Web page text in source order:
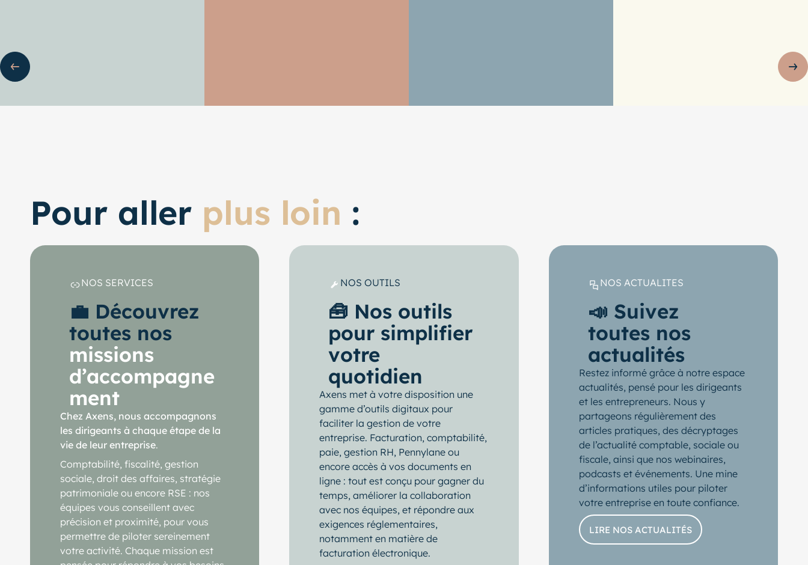
Pour aller plus loin :
NOS SERVICES
💼 Découvrez
toutes nos
missions
d’accompagne
ment
Chez Axens, nous accompagnons
les dirigeants à chaque étape de la
vie de leur entreprise.
Comptabilité, fiscalité, gestion
sociale, droit des affaires, stratégie
patrimoniale ou encore RSE : nos
équipes vous conseillent avec
précision et proximité, pour vous
permettre de piloter sereinement
votre activité. Chaque mission est
NOS OUTILS
🧰 Nos outils
pour simplifier
votre
quotidien
Axens met à votre disposition une
gamme d’outils digitaux pour
faciliter la gestion de votre
entreprise. Facturation, comptabilité,
paie, gestion RH, Pennylane ou
encore accès à vos documents en
ligne : tout est conçu pour gagner du
temps, améliorer la collaboration
avec nos équipes, et répondre aux
exigences réglementaires,
notamment en matière de
facturation électronique.
NOS ACTUALITES
📣 Suivez
toutes nos
actualités
Restez informé grâce à notre espace
actualités, pensé pour les dirigeants
et les entrepreneurs. Nous y
partageons régulièrement des
articles pratiques, des décryptages
de l’actualité comptable, sociale ou
fiscale, ainsi que nos webinaires,
podcasts et événements. Une mine
d’informations utiles pour piloter
votre entreprise en toute confiance.
LIRE NOS ACTUALITÉS